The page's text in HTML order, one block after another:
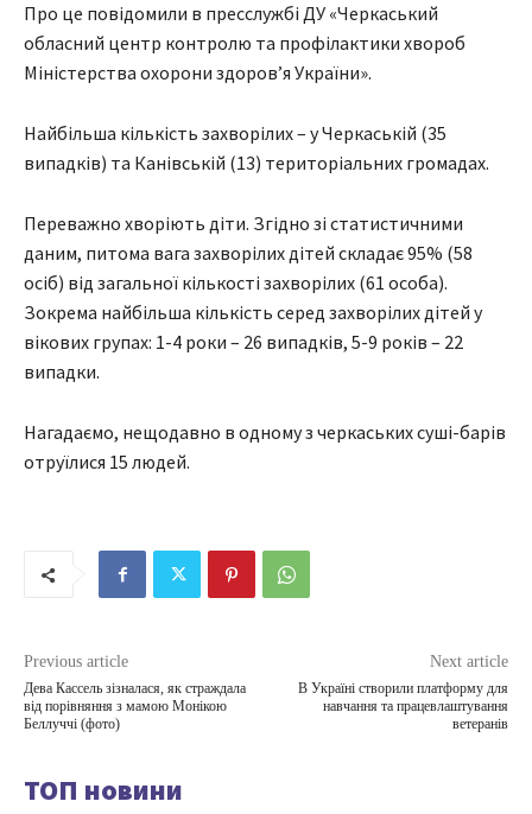
Про це повідомили в пресслужбі ДУ «Черкаський
обласний центр контролю та профілактики хвороб
Міністерства охорони здоров’я України».
Найбільша кількість захворілих – у Черкаській (35
випадків) та Канівській (13) територіальних громадах.
Переважно хворіють діти. Згідно зі статистичними
даним, питома вага захворілих дітей складає 95% (58
осіб) від загальної кількості захворілих (61 особа).
Зокрема найбільша кількість серед захворілих дітей у
вікових групах: 1-4 роки – 26 випадків, 5-9 років – 22
випадки.
Нагадаємо, нещодавно в одному з черкаських суші-барів
отруїлися 15 людей.
Previous article
Дева Кассель зізналася, як страждала
від порівняння з мамою Монікою
Беллуччі (фото)
Next article
В Україні створили платформу для
навчання та працевлаштування
ветеранів
ТОП новини